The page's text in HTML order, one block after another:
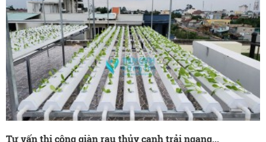
Tư vấn thi công giàn rau thủy canh trải ngang...